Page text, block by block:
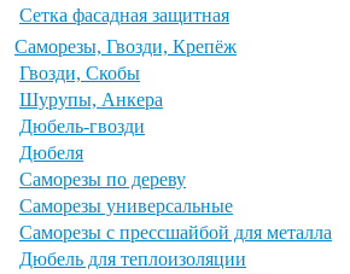
Сетка фасадная защитная
Саморезы, Гвозди, Крепёж
Гвозди, Скобы
Шурупы, Анкера
Дюбель-гвозди
Дюбеля
Саморезы по дереву
Саморезы универсальные
Саморезы с прессшайбой для металла
Дюбель для теплоизоляции